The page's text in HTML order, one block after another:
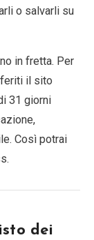
o salvarli su
in fretta. Per
il sito
31 giorni
Così potrai
dei